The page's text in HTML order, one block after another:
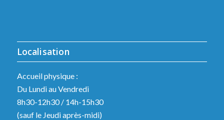
Localisation
Accueil physique :
Du Lundi au Vendredi
8h30-12h30 / 14h-15h30
(sauf le Jeudi après-midi)